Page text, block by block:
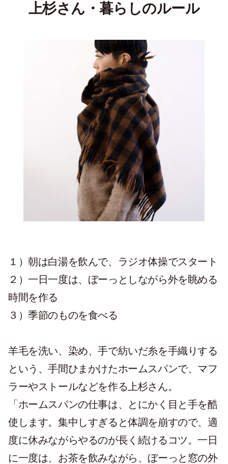
上杉さん・暮らしのルール
１）朝は白湯を飲んで、ラジオ体操でスタート
２）一日一度は、ぼーっとしながら外を眺める
時間を作る
３）季節のものを食べる
羊毛を洗い、染め、手で紡いだ糸を手織りする
という、手間ひまかけたホームスパンで、マフ
ラーやストールなどを作る上杉さん。
「ホームスパンの仕事は、とにかく目と手を酷
使します。集中しすぎると体調を崩すので、適
度に休みながらやるのが長く続けるコツ。一日
に一度は、お茶を飲みながら、ぼーっと窓の外